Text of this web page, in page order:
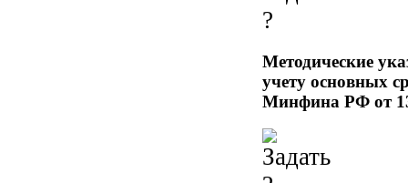
Методические
учету основных
Минфина РФ от